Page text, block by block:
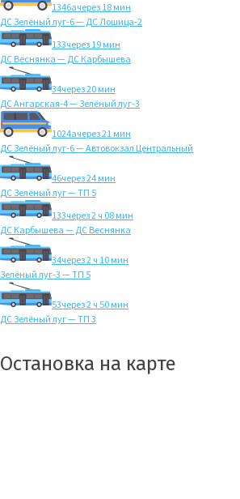
1346ачерез 18 мин
ДС Зелёный луг-6 — ДС Лошица-2
133через 19 мин
ДС Веснянка — ДС Карбышева
34через 20 мин
ДС Ангарская-4 — Зелёный луг-3
1024ачерез 21 мин
ДС Зелёный луг-6 — Автовокзал Центральный
46через 24 мин
ДС Зелёный луг — ТП 5
133через 2 ч 08 мин
ДС Карбышева — ДС Веснянка
34через 2 ч 10 мин
Зелёный луг-3 — ТП 5
53через 2 ч 50 мин
ДС Зелёный луг — ТП 3
Остановка на карте